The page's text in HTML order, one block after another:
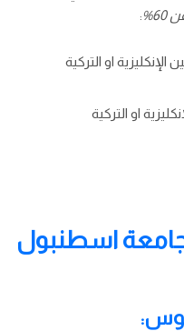
:
او التركية
او التركية
اسطنبول